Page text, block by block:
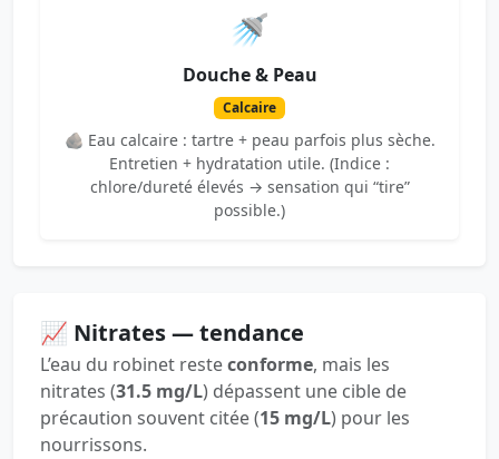
🚿
Douche & Peau
Calcaire
🪨 Eau calcaire : tartre + peau parfois plus sèche.
Entretien + hydratation utile. (Indice :
chlore/dureté élevés → sensation qui “tire”
possible.)
📈 Nitrates — tendance
L’eau du robinet resteconforme, mais les
nitrates (31.5 mg/L) dépassent une cible de
précaution souvent citée (15 mg/L) pour les
nourrissons.